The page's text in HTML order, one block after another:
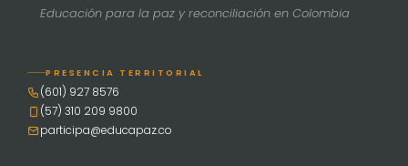
Educación para la paz y reconciliación en Colombia
PRESENCIA TERRITORIAL
(601) 927 8576
(57) 310 209 9800
participa@educapaz.co